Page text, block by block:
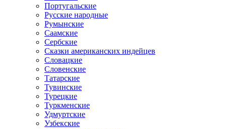
Португальские
Русские народные
Румынские
Саамские
Сербские
Сказки американских индейцев
Словацкие
Словенские
Татарские
Тувинские
Турецкие
Туркменские
Удмуртские
Узбекские